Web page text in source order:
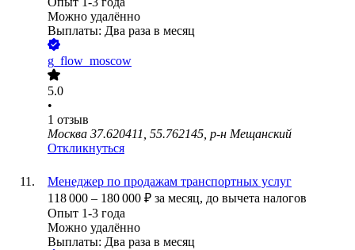
Можно удалённо
Выплаты: Два раза в месяц
g_flow_moscow
5.0
•
1 отзыв
Москва 37.620411, 55.762145, р-н Мещанский
Откликнуться
Менеджер по продажам транспортных услуг
118 000 – 180 000 ₽ за месяц, до вычета налогов
Опыт 1-3 года
Можно удалённо
Выплаты: Два раза в месяц